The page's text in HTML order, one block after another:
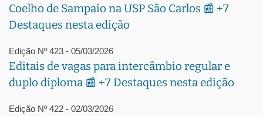
Coelho de Sampaio na USP São Carlos 📰 +7
Destaques nesta edição
Edição Nº 423 - 05/03/2026
Editais de vagas para intercâmbio regular e
duplo diploma 📰 +7 Destaques nesta edição
Edição Nº 422 - 02/03/2026